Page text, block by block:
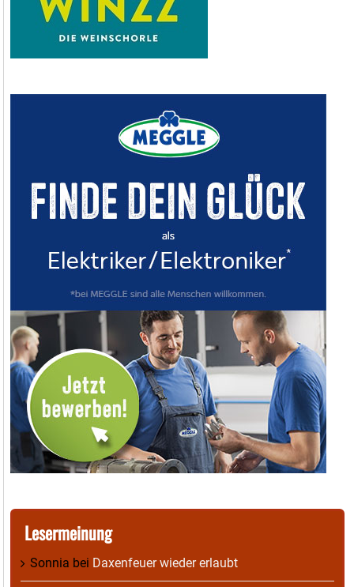
Lesermeinung
Sonnia bei Daxenfeuer wieder erlaubt